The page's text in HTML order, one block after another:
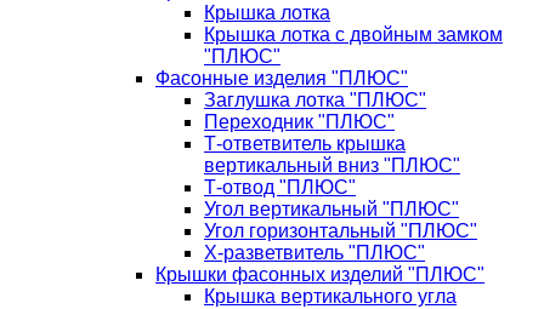
Крышка лотка
Крышка лотка с двойным замком
"ПЛЮС"
Фасонные изделия "ПЛЮС"
Заглушка лотка "ПЛЮС"
Переходник "ПЛЮС"
Т-ответвитель крышка
вертикальный вниз "ПЛЮС"
Т-отвод "ПЛЮС"
Угол вертикальный "ПЛЮС"
Угол горизонтальный "ПЛЮС"
Х-разветвитель "ПЛЮС"
Крышки фасонных изделий "ПЛЮС"
Крышка вертикального угла